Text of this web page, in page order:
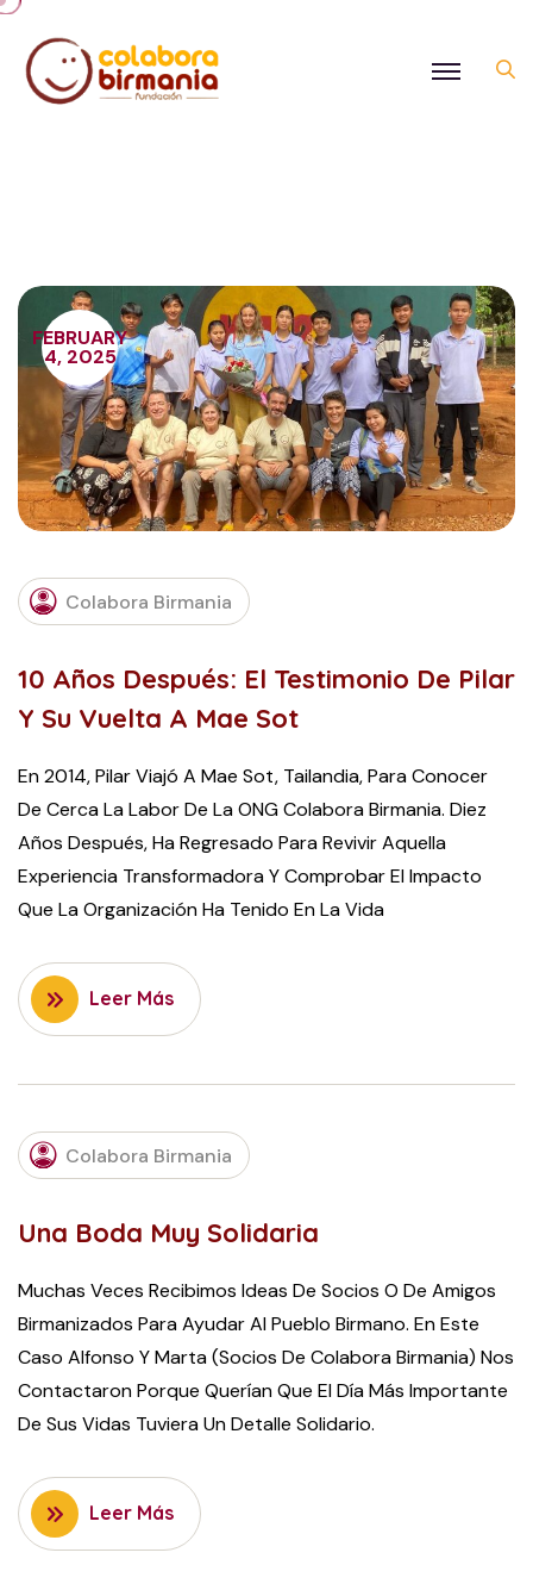
FEBRUARY
4, 2025
Colabora Birmania
10 Años Después: El Testimonio De Pilar
Y Su Vuelta A Mae Sot
En 2014, Pilar Viajó A Mae Sot, Tailandia, Para Conocer
De Cerca La Labor De La ONG Colabora Birmania. Diez
Años Después, Ha Regresado Para Revivir Aquella
Experiencia Transformadora Y Comprobar El Impacto
Que La Organización Ha Tenido En La Vida
Leer Más
JULY
24,
2017
Colabora Birmania
Una Boda Muy Solidaria
Muchas Veces Recibimos Ideas De Socios O De Amigos
Birmanizados Para Ayudar Al Pueblo Birmano. En Este
Caso Alfonso Y Marta (socios De Colabora Birmania) Nos
Contactaron Porque Querían Que El Día Más Importante
De Sus Vidas Tuviera Un Detalle Solidario.
Leer Más